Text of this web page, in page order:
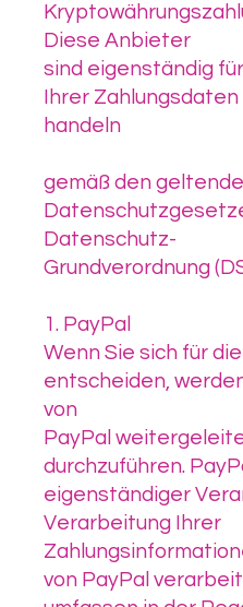
Diese Anbieter
sind eigenständig
Ihrer
handeln
gemäß den
Datenschutz-
Grundverordnung
1. PayPal
Wenn Sie sich für
entscheiden,
von
PayPal
durchzuführen.
eigenständiger
Verarbeitung Ihrer
von PayPal